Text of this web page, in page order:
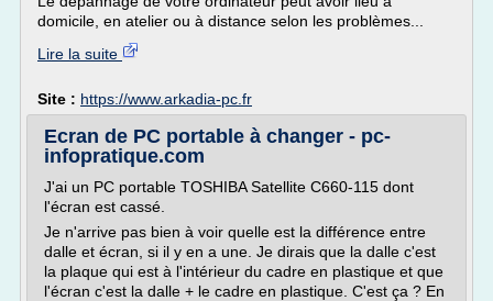
domicile, en atelier ou à distance selon les problèmes...
Lire la suite
Site : https://www.arkadia-pc.fr
Ecran de PC portable à changer - pc-
infopratique.com
J'ai un PC portable TOSHIBA Satellite C660-115 dont
l'écran est cassé.
Je n'arrive pas bien à voir quelle est la différence entre
dalle et écran, si il y en a une. Je dirais que la dalle c'est
la plaque qui est à l'intérieur du cadre en plastique et que
l'écran c'est la dalle + le cadre en plastique. C'est ça ? En